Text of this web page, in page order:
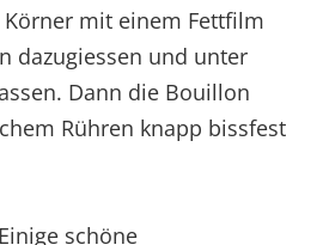
mit einem Fettfilm
dazugiessen und unter
Dann die Bouillon
Rühren knapp bissfest
schöne